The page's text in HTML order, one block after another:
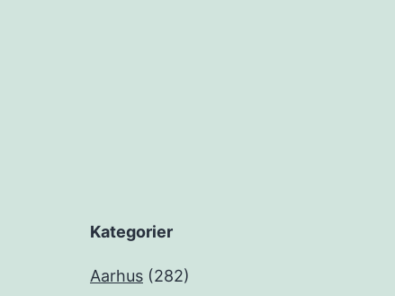
Kategorier
Aarhus (282)